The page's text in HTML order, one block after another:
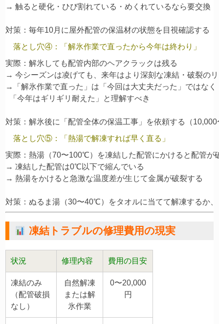
→ 触ると硬化・ひび割れている・めくれているなら要交換
落とし穴④：「解氷作業で直ったから今年は終わり」
実際：解氷しても配管内部のヘアクラックは残る
→ 今シーズンは凌げても、来年はより深刻な凍結・破裂の
→「解氷作業で直った」は「今回は大丈夫だった」ではなく
  「今年はギリギリ耐えた」と理解すべき
落とし穴⑤：「熱湯で解凍すれば早く直る」
実際：熱湯（70〜100℃）を凍結した配管にかけると配管が
→ 凍結した配管は0℃以下で縮んでいる
→ 熱湯をかけると急激な温度差が生じて金属が破裂する
凍結トラブルの修理費用の現実
状況 修理内容 費用の目安
凍結のみ
（配管破損
なし）
自然解凍
または解
氷作業
0〜20,000
円